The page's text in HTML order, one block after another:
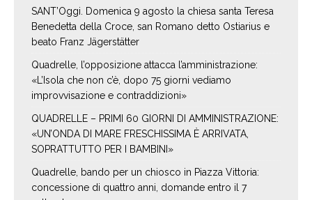
SANT’Oggi. Domenica 9 agosto la chiesa santa Teresa
Benedetta della Croce, san Romano detto Ostiarius e
beato Franz Jägerstätter
Quadrelle, l’opposizione attacca l’amministrazione:
«L’Isola che non c’è, dopo 75 giorni vediamo
improvvisazione e contraddizioni»
QUADRELLE – PRIMI 60 GIORNI DI AMMINISTRAZIONE:
«UN’ONDA DI MARE FRESCHISSIMA È ARRIVATA,
SOPRATTUTTO PER I BAMBINI»
Quadrelle, bando per un chiosco in Piazza Vittoria:
concessione di quattro anni, domande entro il 7